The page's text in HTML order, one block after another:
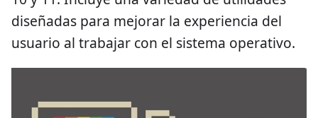
diseñadas para mejorar la experiencia del
usuario al trabajar con el sistema operativo.